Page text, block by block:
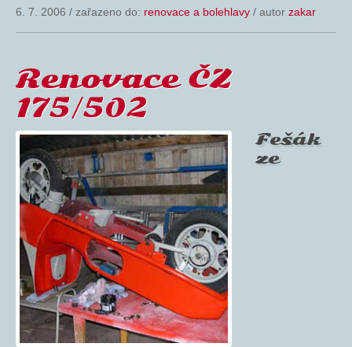
6. 7. 2006 / zařazeno do: renovace a bolehlavy / autor zakar
Renovace ČZ
175/502
Fešák
ze